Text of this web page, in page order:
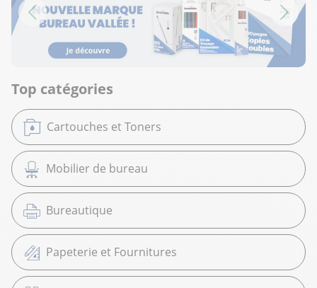
Top catégories
Cartouches et Toners
Mobilier de bureau
Bureautique
Papeterie et Fournitures